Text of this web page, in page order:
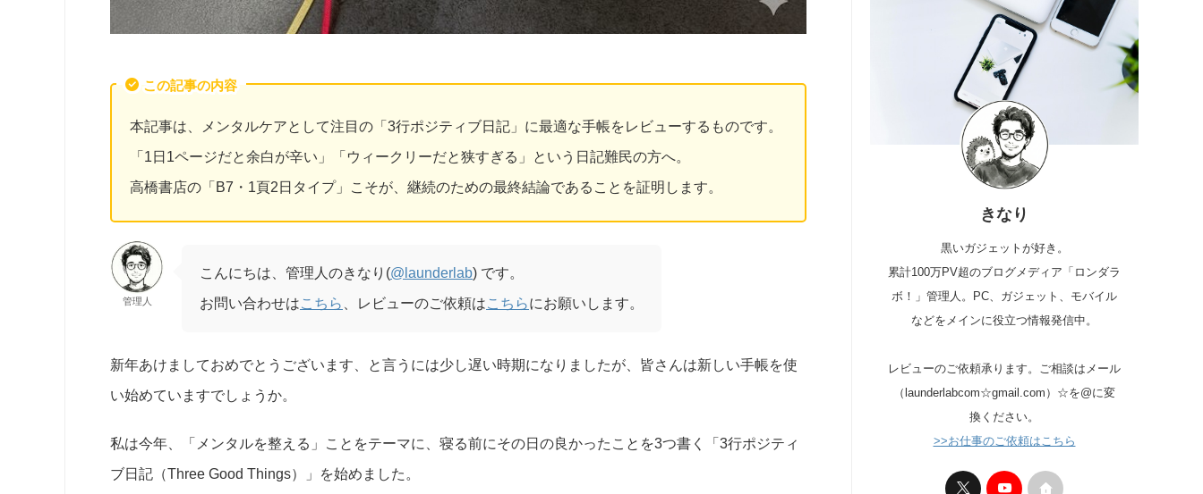
この記事の内容
本記事は、メンタルケアとして注目の「3行ポジティブ日記」に最適な手帳をレビューするものです。
「1日1ページだと余白が辛い」「ウィークリーだと狭すぎる」という日記難民の方へ。
高橋書店の「B7・1頁2日タイプ」こそが、継続のための最終結論であることを証明します。
管理人
こんにちは、管理人のきなり(@launderlab) です。
お問い合わせはこちら 、レビューのご依頼はこちらにお願いします。
新年あけましておめでとうございます、と言うには少し遅い時期になりましたが、皆さんは新しい手帳を使
い始めていますでしょうか。
私は今年、「メンタルを整える」ことをテーマに、寝る前にその日の良かったことを3つ書く「3行ポジティ
ブ日記（Three Good Things）」を始めました。
きなり
黒いガジェットが好き。
累計100万PV超のブログメディア「ロンダラ
ボ！」管理人。PC、ガジェット、モバイル
などをメインに役立つ情報発信中。
レビューのご依頼承ります。ご相談はメール
（launderlabcom☆gmail.com）☆を@に変
換ください。
>>お仕事のご依頼はこちら